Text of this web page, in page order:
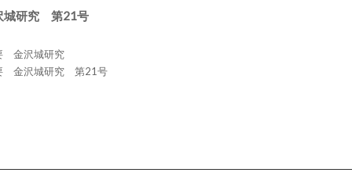
城研究 第21号
金沢城研究
金沢城研究 第21号